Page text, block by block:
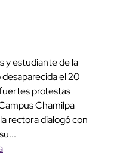
y estudiante de la
el 20
protestas
Chamilpa
rectora dialogó con